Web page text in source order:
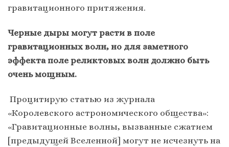
гравитационного притяжения.
Черные дыры могут расти в поле
гравитационных волн, но для заметного
эффекта поле реликтовых волн должно быть
очень мощным.
Процитирую статью из журнала
«Королевского астрономического общества»:
«Гравитационные волны, вызванные сжатием
[предыдущей Вселенной] могут не исчезнуть на